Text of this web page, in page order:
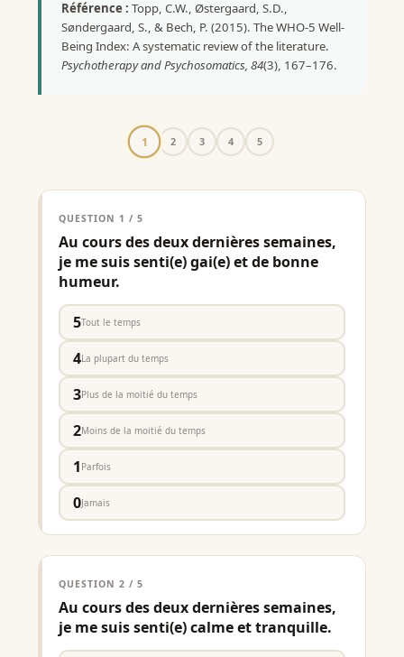
Référence : Topp, C.W., Østergaard, S.D.,
Søndergaard, S., & Bech, P. (2015). The WHO-5 Well-
Being Index: A systematic review of the literature.
Psychotherapy and Psychosomatics, 84(3), 167–176.
1 2 3 4 5
QUESTION 1 / 5
Au cours des deux dernières semaines,
je me suis senti(e) gai(e) et de bonne
humeur.
5Tout le temps
4La plupart du temps
3Plus de la moitié du temps
2Moins de la moitié du temps
1 Parfois
0Jamais
QUESTION 2 / 5
Au cours des deux dernières semaines,
je me suis senti(e) calme et tranquille.